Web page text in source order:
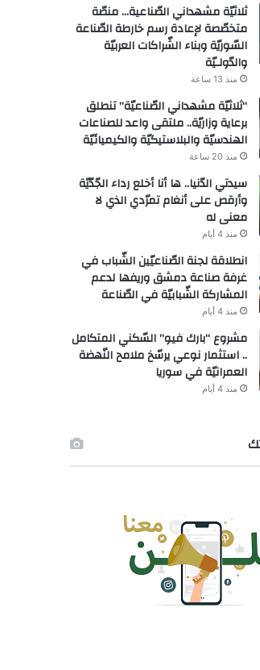
ثلاثيّة مشهداني الصّناعية… منصّة
متخصّصة لإعادة رسم خارطة الصّناعة
السّوريّة وبناء الشّراكات العربيّة
والدّولـيّة
منذ 13 ساعة
“ثلاثيّة مشهداني الصّناعيّة” تنطلق
برعاية وزاريّة.. ملتقى واعد للصناعات
الهندسيّة والبلاستيكيّة والكيميائيّة
منذ 20 ساعة
سيدتي الدّنيا.. ها أنا أخلع رداء الجّدّيّة
وأرقص على أنغام تمرّدي الذي لا
معنى له
منذ 4 أيام
انطلاقة لجنة الصّناعيّين الشّباب في
غرفة صناعة دمشق وريفها لدعم
المشاركة الشّبابيّة في الصّناعة
منذ 4 أيام
مشروع “بارك فيو” السّكني المتكامل
.. استثمار نوعي يرسّخ ملامح النّهضة
العمرانيّة في سوريا
منذ 4 أيام